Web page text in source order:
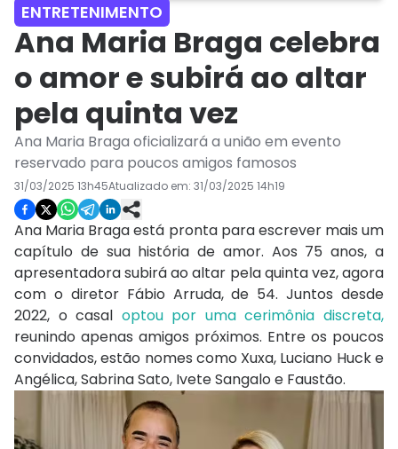
ENTRETENIMENTO
Ana Maria Braga celebra
o amor e subirá ao altar
pela quinta vez
Ana Maria Braga oficializará a união em evento
reservado para poucos amigos famosos
31/03/2025 13h45Atualizado em: 31/03/2025 14h19
Ana Maria Braga está pronta para escrever mais um
capítulo de sua história de amor. Aos 75 anos, a
apresentadora subirá ao altar pela quinta vez, agora
com o diretor Fábio Arruda, de 54. Juntos desde
2022, o casal optou por uma cerimônia discreta,
reunindo apenas amigos próximos. Entre os poucos
convidados, estão nomes como Xuxa, Luciano Huck e
Angélica, Sabrina Sato, Ivete Sangalo e Faustão.